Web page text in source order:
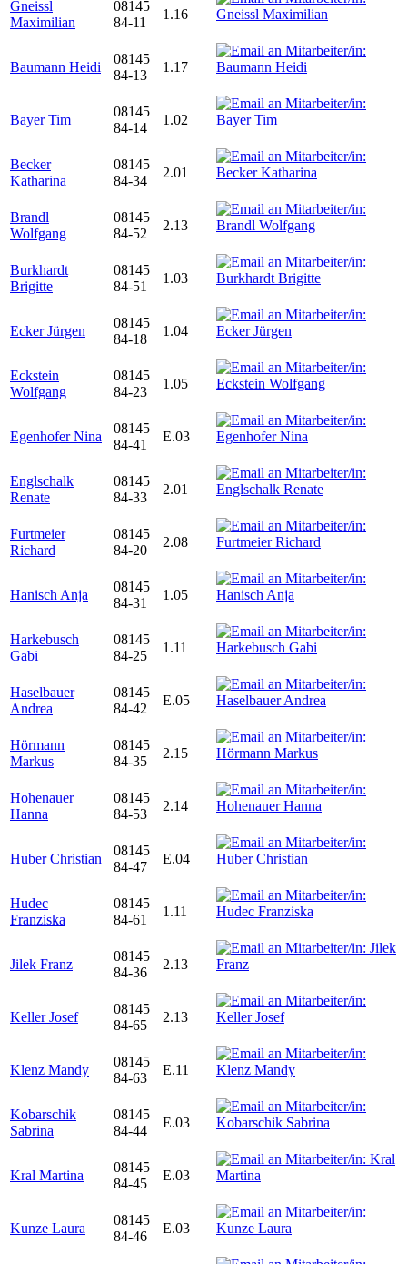
Gneissl
Maximilian
08145
84-11
1.16
Baumann Heidi
08145
84-13
1.17
Bayer Tim
08145
84-14
1.02
Becker
Katharina
08145
84-34
2.01
Brandl
Wolfgang
08145
84-52
2.13
Burkhardt
Brigitte
08145
84-51
1.03
Ecker Jürgen
08145
84-18
1.04
Eckstein
Wolfgang
08145
84-23
1.05
Egenhofer Nina
08145
84-41
E.03
Englschalk
Renate
08145
84-33
2.01
Furtmeier
Richard
08145
84-20
2.08
Hanisch Anja
08145
84-31
1.05
Harkebusch
Gabi
08145
84-25
1.11
Haselbauer
Andrea
08145
84-42
E.05
Hörmann
Markus
08145
84-35
2.15
Hohenauer
Hanna
08145
84-53
2.14
Huber Christian
08145
84-47
E.04
Hudec
Franziska
08145
84-61
1.11
Jilek Franz
08145
84-36
2.13
Keller Josef
08145
84-65
2.13
Klenz Mandy
08145
84-63
E.11
Kobarschik
Sabrina
08145
84-44
E.03
Kral Martina
08145
84-45
E.03
Kunze Laura
08145
84-46
E.03